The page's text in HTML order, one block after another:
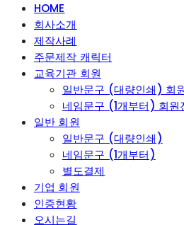
HOME
회사소개
제작사례
주문제작 캐릭터
교육기관 회원
일반문구 (대량인쇄) 회
네임문구 (1개부터) 회원
일반 회원
일반문구 (대량인쇄)
네임문구 (1개부터)
별도결제
기업 회원
인증현황
오시는길